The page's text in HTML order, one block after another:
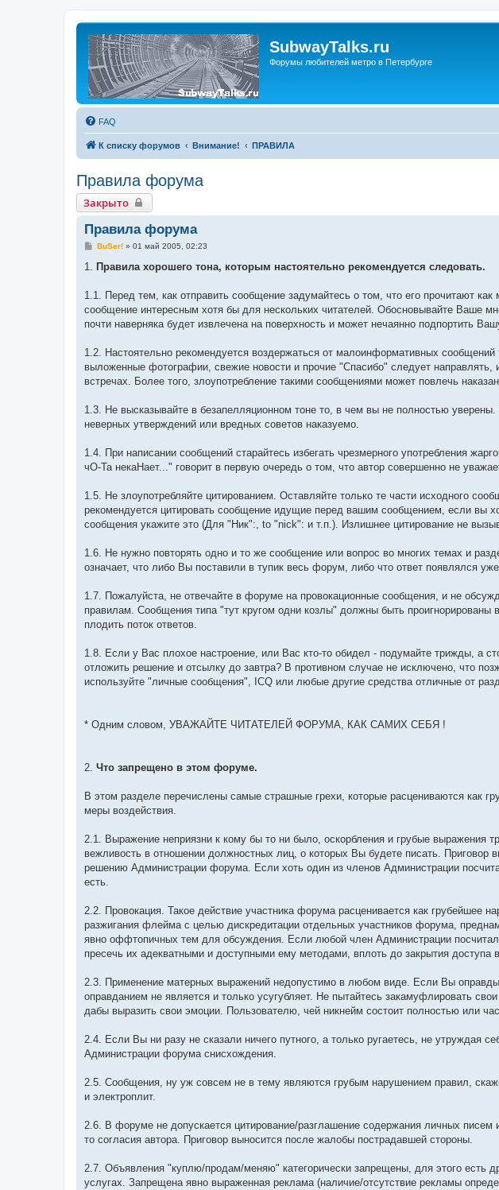
SubwayTalks.ru
Форумы любителей метро в Петербурге
FAQ
К списку форумов Внимание! ПРАВИЛА
Правила форума
Закрыто
Правила форума
С
о
е
и
е
BuSer!» 01 май 2005, 02:23
1. Правила хорошего тона, которым настоятельно рекомендуется следовать.
1.1. Перед тем, как отправить сообщение задумайтесь о том, что его прочитают
сообщение интересным хотя бы для нескольких читателей. Обосновывайте Ваше
почти наверняка будет извлечена на поверхность и может нечаянно подпортить
1.2. Настоятельно рекомендуется воздержаться от малоинформативных
выложенные фотографии, свежие новости и прочие "Спасибо" следует
встречах. Более того, злоупотребление такими сообщениями может повлечь
1.3. Не высказывайте в безапелляционном тоне то, в чем вы не полностью
неверных утверждений или вредных советов наказуемо.
1.4. При написании сообщений старайтесь избегать чрезмерного употребления
чО-Та некаНает..." говорит в первую очередь о том, что автор совершенно не
1.5. Не злоупотребляйте цитированием. Оставляйте только те части исходного
рекомендуется цитировать сообщение идущие перед вашим сообщением, если вы
сообщения укажите это (Для "Ник":, to "niсk": и т.п.). Излишнее цитирование не
1.6. Не нужно повторять одно и то же сообщение или вопрос во многих темах и
означает, что либо Вы поставили в тупик весь форум, либо что ответ появлялся
1.7. Пожалуйста, не отвечайте в форуме на провокационные сообщения, и не
правилам. Сообщения типа "тут кругом одни козлы" должны быть
плодить поток ответов.
1.8. Если у Вас плохое настроение, или Вас кто-то обидел - подумайте трижды, а
отложить решение и отсылку до завтра? В противном случае не исключено, что
используйте "личные сообщения", IСQ или любые другие средства отличные от
* Одним словом, УВАЖАЙТЕ ЧИТАТЕЛЕЙ ФОРУМА, КАК САМИХ СЕБЯ !
2. Что запрещено в этом форуме.
В этом разделе перечислены самые страшные грехи, которые расцениваются как
меры воздействия.
2.1. Выражение неприязни к кому бы то ни было, оскорбления и грубые выражения
вежливость в отношении должностных лиц, о которых Вы будете писать. Приговор
решению Администрации форума. Если хоть один из членов Администрации
есть.
2.2. Провокация. Такое действие участника форума расценивается как грубейшее
разжигания флейма с целью дискредитации отдельных участников форума,
явно оффтопичных тем для обсуждения. Если любой член Администрации
пресечь их адекватными и доступными ему методами, вплоть до закрытия доступа
2.3. Применение матерных выражений недопустимо в любом виде. Если Вы
оправданием не является и только усугубляет. Не пытайтесь закамуфлировать
дабы выразить свои эмоции. Пользователю, чей никнейм состоит полностью или
2.4. Если Вы ни разу не сказали ничего путного, а только ругаетесь, не утруждая
Администрации форума снисхождения.
2.5. Сообщения, ну уж совсем не в тему являются грубым нарушением правил,
и электроплит.
2.6. В форуме не допускается цитирование/разглашение содержания личных писем
то согласия автора. Приговор выносится после жалобы пострадавшей стороны.
2.7. Объявления "куплю/продам/меняю" категорически запрещены, для этого есть
услугах. Запрещена явно выраженная реклама (наличие/отсутствие рекламы